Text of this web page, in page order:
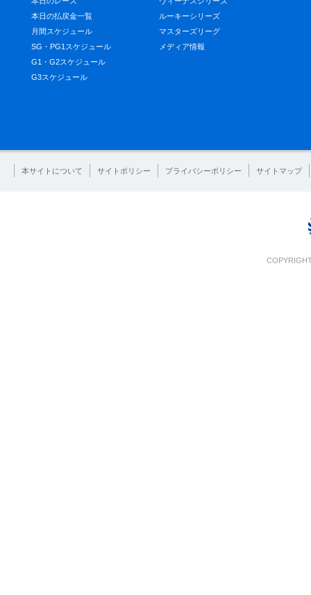
本日の払戻金一覧
月間スケジュール
SG・PG1スケジュール
G1・G2スケジュール
G3スケジュール
ルーキーシリーズ
マスターズリーグ
メディア情報
本サイトについて サイトポリシー プライバシーポリシー サイトマップ